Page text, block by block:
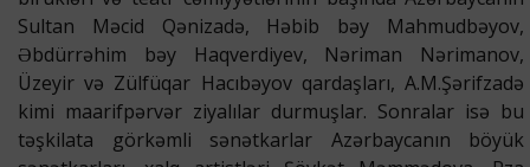
Sultan Məcid Qənizadə, Həbib bəy Mahmudbəyov,
Əbdürrəhim bəy Haqverdiyev, Nəriman Nərimanov,
Üzeyir və Zülfüqar Hacıbəyov qardaşları, A.M.Şərifzadə
kimi maarifpərvər ziyalılar durmuşlar. Sonralar isə bu
təşkilata görkəmli sənətkarlar Azərbaycanın böyük